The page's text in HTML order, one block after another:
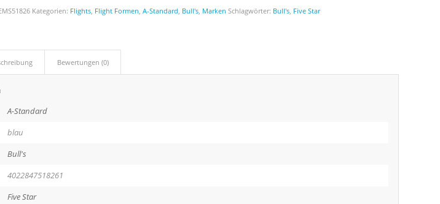
Kategorien: Flights, Flight Formen,A-Standard, Bull's, Marken Schlagwörter: Bull's, Five Star
Bewertungen (0)
A-Standard
blau
Bull's
4022847518261
Five Star